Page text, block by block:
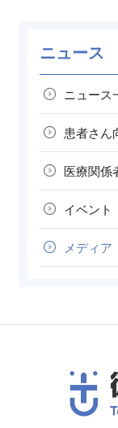
ニュース
ニュース
患者さん
医療関係
イベント
メディア